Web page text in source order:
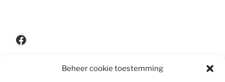
Beheer cookie toestemming
Facebook